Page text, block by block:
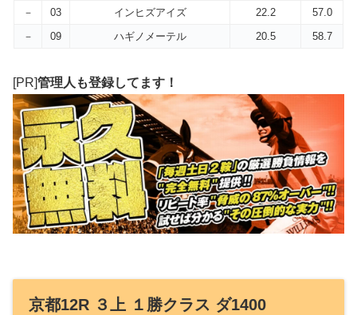
－
03 インヒズアイズ 22.2
57.0
－
09 ハギノメーテル 20.5 58.7
[PR]管理人も登録してます！
京都12R ３上 １勝クラス ダ1400